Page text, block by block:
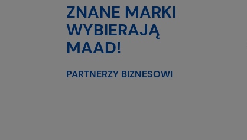
ZNANE MARKI
WYBIERAJĄ
MAAD!
PARTNERZY BIZNESOWI